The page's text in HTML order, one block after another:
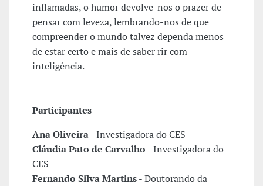
inflamadas, o humor devolve-nos o prazer de
pensar com leveza, lembrando-nos de que
compreender o mundo talvez dependa menos
de estar certo e mais de saber rir com
inteligência.
Participantes
Ana Oliveira- Investigadora do CES
Cláudia Pato de Carvalho - Investigadora do
CES
Fernando Silva Martins- Doutorando da